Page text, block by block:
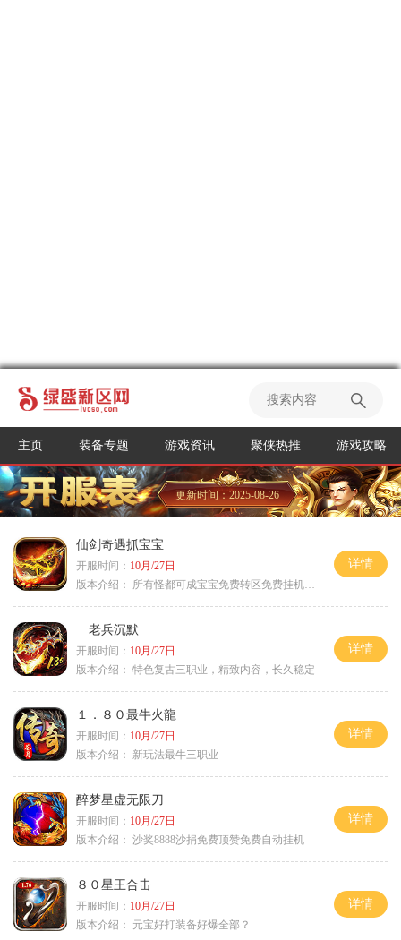
主页 装备专题 游戏资讯 聚侠热推 游戏攻略
更新时间：2025-08-26
仙剑奇遇抓宝宝
开服时间： 10月/27日
版本介绍：
所有怪都可成宝宝免费转区免费挂机活动
详情
老兵沉默
开服时间： 10月/27日
版本介绍： 特色复古三职业，精致内容，长久稳定
详情
１．８０最牛火龍
开服时间： 10月/27日
版本介绍：
新玩法最牛三职业
详情
醉梦星虚无限刀
开服时间： 10月/27日
版本介绍： 沙奖8888沙捐免费顶赞免费自动挂机
详情
８０星王合击
开服时间： 10月/27日
版本介绍：
元宝好打装备好爆全部？
详情